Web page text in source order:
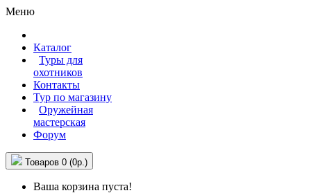
Меню
Каталог
Туры для
охотников
Контакты
Тур по магазину
Оружейная
мастерская
Форум
Товаров 0 (0р.)
Ваша корзина пуста!